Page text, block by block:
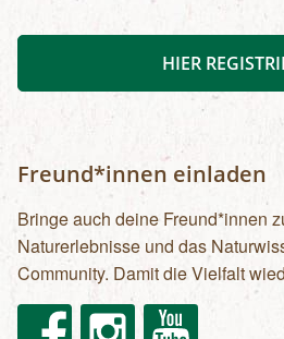
HIER
Freund*innen einladen
Bringe auch deine Freund*innen
Naturerlebnisse und das
Community. Damit die Vielfalt
FacebookInstagram Youtube